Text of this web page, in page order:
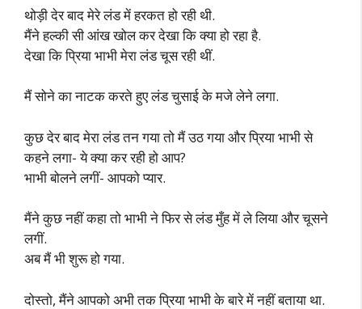
थोड़ी देर बाद मेरे लंड में हरकत हो रही थी.
मैंने हल्की सी आंख खोल कर देखा कि क्या हो रहा है.
देखा कि प्रिया भाभी मेरा लंड चूस रही थीं.
मैं सोने का नाटक करते हुए लंड चुसाई के मजे लेने लगा.
कुछ देर बाद मेरा लंड तन गया तो मैं उठ गया और प्रिया भाभी से
कहने लगा- ये क्या कर रही हो आप?
भाभी बोलने लगीं- आपको प्यार.
मैंने कुछ नहीं कहा तो भाभी ने फिर से लंड मुँह में ले लिया और चूसने
लगीं.
अब मैं भी शुरू हो गया.
दोस्तो, मैंने आपको अभी तक प्रिया भाभी के बारे में नहीं बताया था.